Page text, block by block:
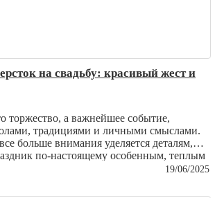
на свадьбу: красивый жест и
торжество, а важнейшее событие,
традициями и личными смыслами.
больше внимания уделяется деталям,
по-настоящему особенным, теплым
таких нюансов – подарок в виде19/06/2025